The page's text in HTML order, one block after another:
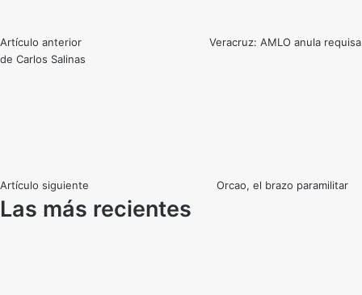
Artículo anterior
Veracruz: AMLO anula requisa
de Carlos Salinas
Artículo siguiente Orcao, el brazo paramilitar
Las más recientes